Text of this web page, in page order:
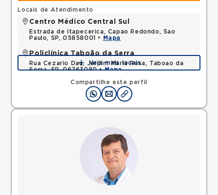
Compartilhe este perfil
Locais de Atendimento
Centro Médico Central Sul
Estrada de Itapecerica, Capao Redondo, Sao
Paulo, SP, 05858001 •
Mapa
Policlínica Taboão da Serra
Rua Cezario Dau, Jardim Maria Rosa, Taboao da
Serra, SP, 06763080 •Mapa
Veja mais locais